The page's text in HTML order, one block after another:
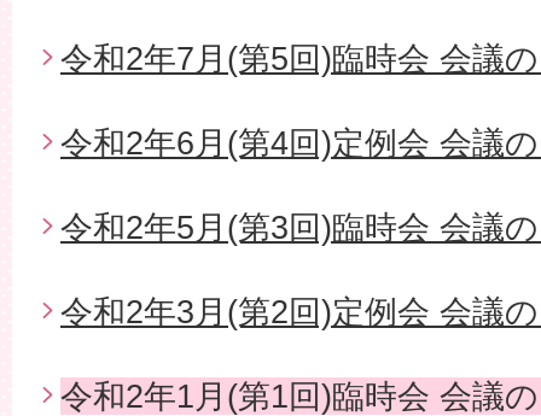
令和2年7月(第5回)臨時会 会議
令和2年6月(第4回)定例会 会議
令和2年5月(第3回)臨時会 会議
令和2年3月(第2回)定例会 会議
令和2年1月(第1回)臨時会 会議